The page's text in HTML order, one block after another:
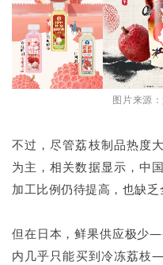
图片来源
不过，尽管荔枝制品热度
为主，相关数据显示，中
加工比例仍待提高，也缺乏
但在日本，鲜果供应极少
内几乎只能买到冷冻荔枝